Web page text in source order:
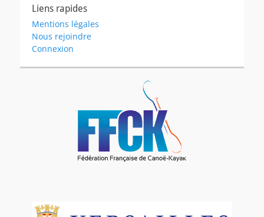
Liens rapides
Mentions légales
Nous rejoindre
Connexion